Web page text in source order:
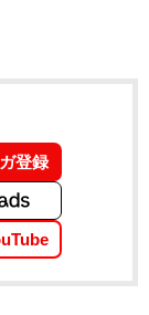
登録